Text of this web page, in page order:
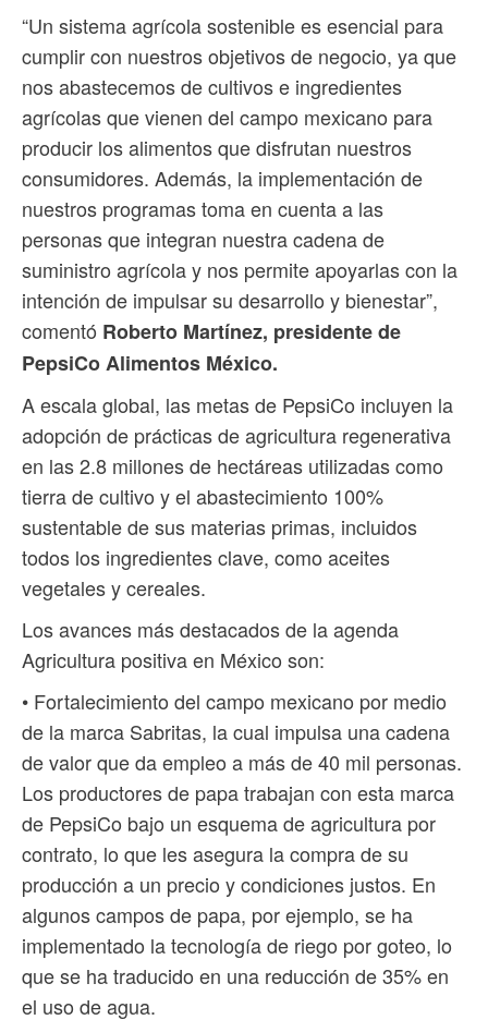
“Un sistema agrícola sostenible es esencial para
cumplir con nuestros objetivos de negocio, ya que
nos abastecemos de cultivos e ingredientes
agrícolas que vienen del campo mexicano para
producir los alimentos que disfrutan nuestros
consumidores. Además, la implementación de
nuestros programas toma en cuenta a las
personas que integran nuestra cadena de
suministro agrícola y nos permite apoyarlas con la
intención de impulsar su desarrollo y bienestar”,
comentó Roberto Martínez, presidente de
PepsiCo Alimentos México.
A escala global, las metas de PepsiCo incluyen la
adopción de prácticas de agricultura regenerativa
en las 2.8 millones de hectáreas utilizadas como
tierra de cultivo y el abastecimiento 100%
sustentable de sus materias primas, incluidos
todos los ingredientes clave, como aceites
vegetales y cereales.
Los avances más destacados de la agenda
Agricultura positiva en México son:
• Fortalecimiento del campo mexicano por medio
de la marca Sabritas, la cual impulsa una cadena
de valor que da empleo a más de 40 mil personas.
Los productores de papa trabajan con esta marca
de PepsiCo bajo un esquema de agricultura por
contrato, lo que les asegura la compra de su
producción a un precio y condiciones justos. En
algunos campos de papa, por ejemplo, se ha
implementado la tecnología de riego por goteo, lo
que se ha traducido en una reducción de 35% en
el uso de agua.